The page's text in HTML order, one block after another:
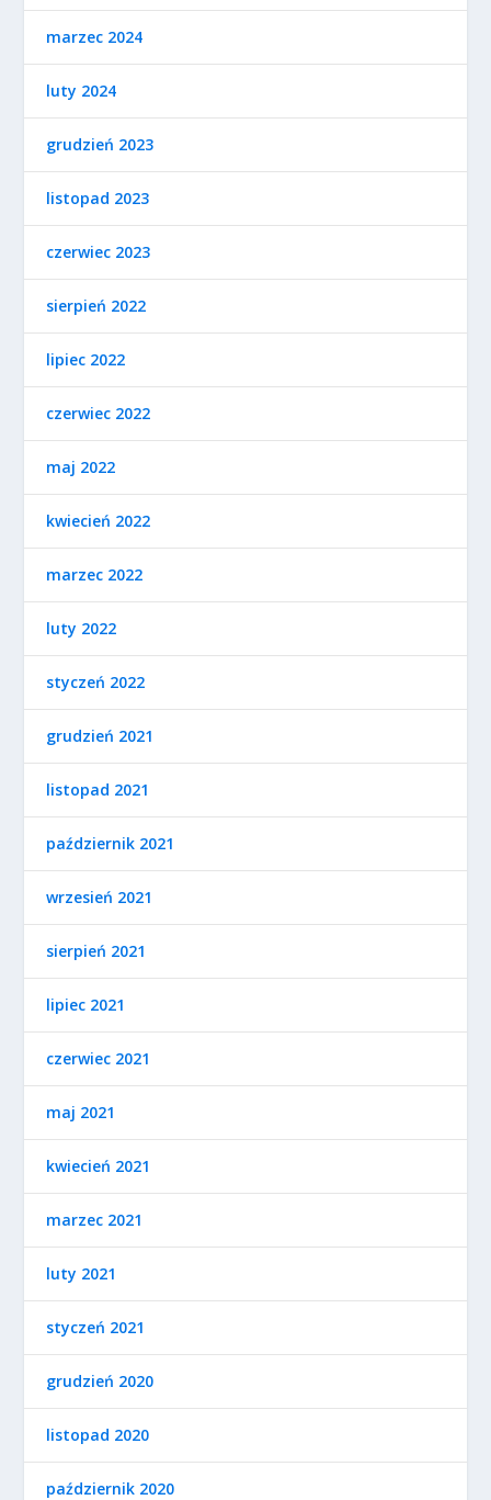
marzec 2024
luty 2024
grudzień 2023
listopad 2023
czerwiec 2023
sierpień 2022
lipiec 2022
czerwiec 2022
maj 2022
kwiecień 2022
marzec 2022
luty 2022
styczeń 2022
grudzień 2021
listopad 2021
październik 2021
wrzesień 2021
sierpień 2021
lipiec 2021
czerwiec 2021
maj 2021
kwiecień 2021
marzec 2021
luty 2021
styczeń 2021
grudzień 2020
listopad 2020
październik 2020